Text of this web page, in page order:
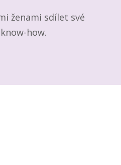
ženami sdílet své
how.